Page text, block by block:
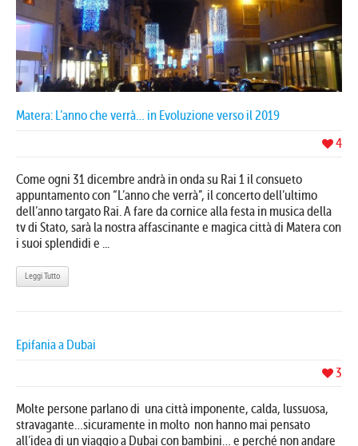
Matera: L’anno che verrà… in Evoluzione verso il 2019
4
Come ogni 31 dicembre andrà in onda su Rai 1 il consueto
appuntamento con “L’anno che verrà”, il concerto dell’ultimo
dell’anno targato Rai. A fare da cornice alla festa in musica della
tv di Stato, sarà la nostra affascinante e magica città di Matera con
i suoi splendidi e ...
Leggi Tutto
Epifania a Dubai
3
Molte persone parlano di una città imponente, calda, lussuosa,
stravagante…sicuramente in molto non hanno mai pensato
all’idea di un viaggio a Dubai con bambini… e perché non andare